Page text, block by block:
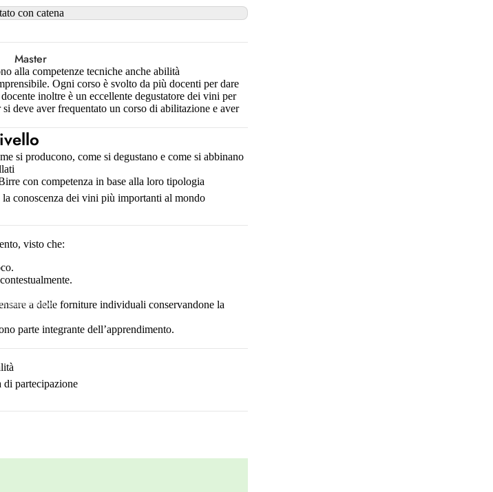
Alto Adige
Master
Direttori di
Ufficiale
con catena
alla competenze tecniche anche abilità
Ogni corso è svolto da più docenti per dare
inoltre è un eccellente degustatore dei vini per
deve aver frequentato un corso di abilitazione e aver
si producono, come si degustano e come si abbinano
con competenza in base alla loro tipologia
conoscenza dei vini più importanti al mondo
visto che:
a delle forniture individuali conservandone la
parte integrante dell’apprendimento.
partecipazione